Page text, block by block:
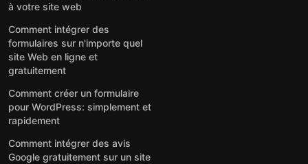
à votre site web
Comment intégrer des
formulaires sur n'importe quel
site Web en ligne et
gratuitement
Comment créer un formulaire
pour WordPress: simplement et
rapidement
Comment intégrer des avis
Google gratuitement sur un site